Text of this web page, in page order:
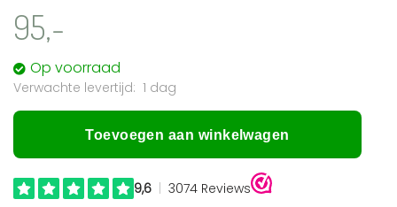
95,-
Op voorraad
1 dag
Toevoegen aan winkelwagen